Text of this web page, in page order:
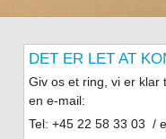
DET ER LET AT
Giv os et ring, vi er
en e-mail:
Tel: +45 22 58 33 03 /